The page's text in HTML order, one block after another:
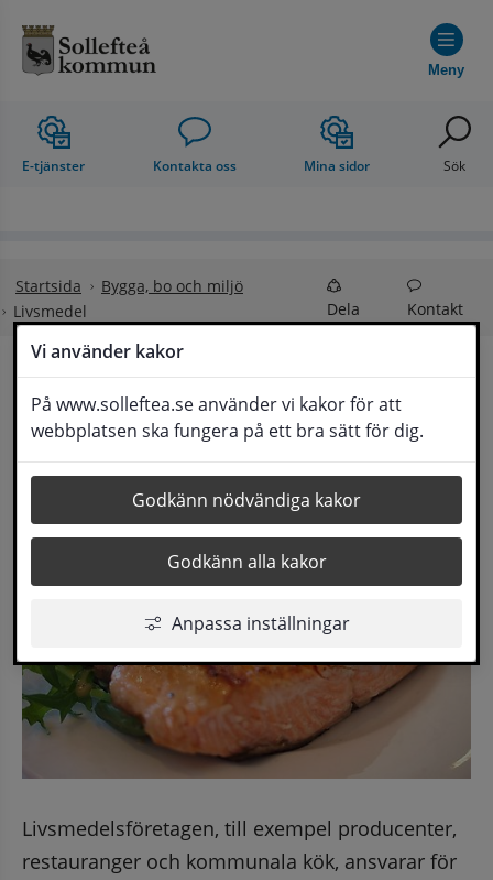
Vi använder kakor
På www.solleftea.se använder vi kakor för att
webbplatsen ska fungera på ett bra sätt för dig.
Godkänn nödvändiga kakor
Godkänn alla kakor
Anpassa inställningar
Meny
E-tjänster Kontakta oss Mina sidor Sök
Startsida
Bygga, bo och miljö
Livsmedel
Dela Kontakt
Livsmedel
Livsmedelsföretagen, till exempel producenter,
restauranger och kommunala kök, ansvarar för